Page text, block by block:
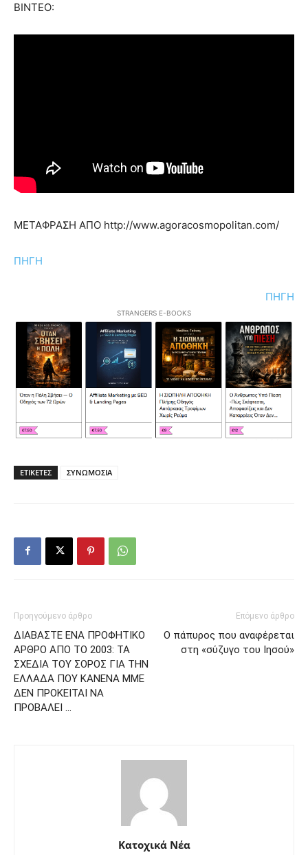
ΒΙΝΤΕΟ:
ΜΕΤΑΦΡΑΣΗ ΑΠΟ http://www.agoracosmopolitan.com/
ΠΗΓΗ
ΠΗΓΗ
STRANGERS E-BOOKS
ΕΤΙΚΕΤΕΣ ΣΥΝΩΜΟΣΙΑ
Προηγούμενο άρθρο
ΔΙΑΒΑΣΤΕ ΕΝΑ ΠΡΟΦΗΤΙΚΟ
ΑΡΘΡΟ ΑΠΟ ΤΟ 2003: TA
ΣΧΕΔΙΑ ΤΟΥ ΣΟΡΟΣ ΓΙΑ ΤΗΝ
ΕΛΛΑΔΑ ΠΟΥ ΚΑΝΕΝΑ ΜΜΕ
ΔΕΝ ΠΡΟΚΕΙΤΑΙ ΝΑ
ΠΡΟΒΑΛΕΙ …
Επόμενο άρθρο
Ο πάπυρος που αναφέρεται
στη «σύζυγο του Ιησού»
Κατοχικά Νέα